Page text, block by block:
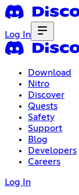
Log In
Download
Nitro
Discover
Quests
Safety
Support
Blog
Developers
Careers
Log In